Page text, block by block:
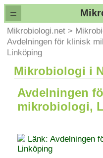
=
Mikrobiologi.net >
Avdelningen för klinisk
Linköping
Mikrobiologi i
Avdelningen
mikrobiologi,
Länk: Avdelningen
Linköping